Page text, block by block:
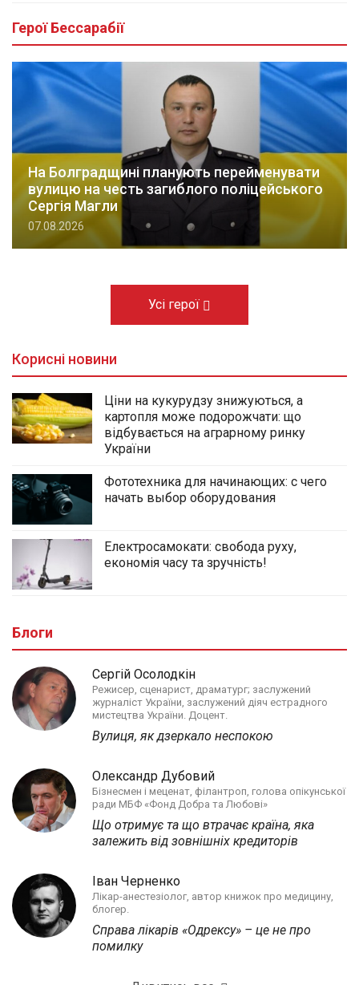
Герої Бессарабії
На Болградщині планують перейменувати
вулицю на честь загиблого поліцейського
Сергія Магли
07.08.2026
Усі герої
Корисні новини
Ціни на кукурудзу знижуються, а
картопля може подорожчати: що
відбувається на аграрному ринку
України
Фототехника для начинающих: с чего
начать выбор оборудования
Електросамокати: свобода руху,
економія часу та зручність!
Блоги
Сергій Осолодкін
Режисер, сценарист, драматург; заслужений
журналіст України, заслужений діяч естрадного
мистецтва України. Доцент.
Вулиця, як дзеркало неспокою
Олександр Дубовий
Бізнесмен і меценат, філантроп, голова опікунської
ради МБФ «Фонд Добра та Любові»
Що отримує та що втрачає країна, яка
залежить від зовнішніх кредиторів
Іван Черненко
Лікар-анестезіолог, автор книжок про медицину,
блогер.
Справа лікарів «Одрексу» – це не про
помилку